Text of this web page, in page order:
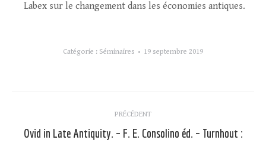
Labex sur le changement dans les économies antiques.
Catégorie : Séminaires 19 septembre 2019
article
PRÉCÉDENT
Ovid in Late Antiquity. – F. E. Consolino éd. – Turnhout :